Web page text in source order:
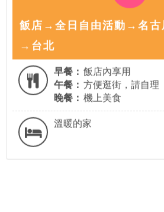
飯店→全日自由活動→名古
→台北
早餐： 飯店內享用
午餐： 方便逛街，請自理
晚餐： 機上美食
溫暖的家